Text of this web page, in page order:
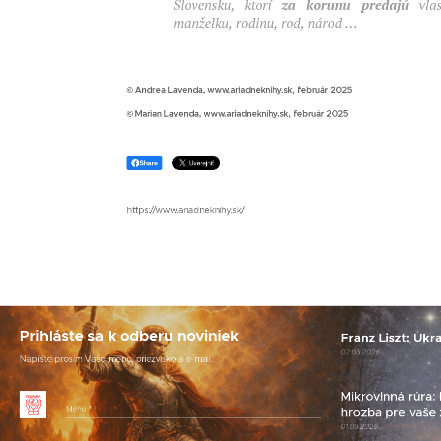
Slovensku, ktoríza korunu predajú
manželku, rodinu, rod, národ ...
© Andrea Lavenda, www.ariadneknihy.sk, február 2025
© Marian Lavenda, www.ariadneknihy.sk, február 2025
Share
https://www.ariadneknihy.sk/
Prihláste sa k odberu noviniek
Napíšte prosím Vaše meno, priezvisko a e-mail.
Meno
Franz Liszt:
02.03.2026
Mikrovlnná
hrozba pre vaše
01.03.2026